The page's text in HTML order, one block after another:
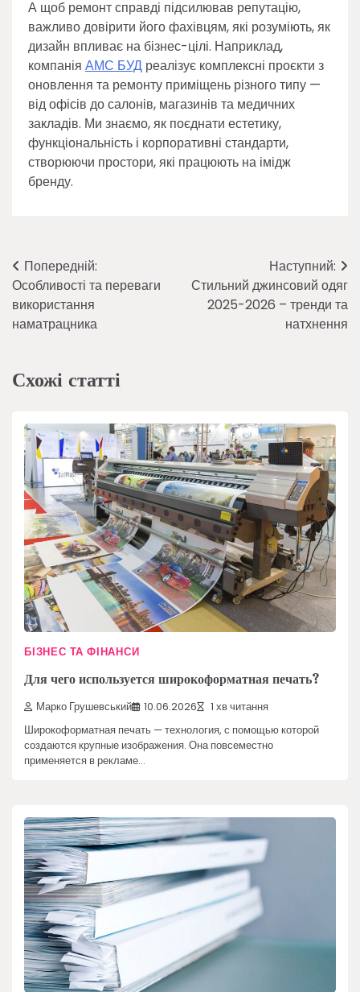
А щоб ремонт справді підсилював репутацію,
важливо довірити його фахівцям, які розуміють, як
дизайн впливає на бізнес-цілі. Наприклад,
компанія АМС БУД реалізує комплексні проєкти з
оновлення та ремонту приміщень різного типу —
від офісів до салонів, магазинів та медичних
закладів. Ми знаємо, як поєднати естетику,
функціональність і корпоративні стандарти,
створюючи простори, які працюють на імідж
бренду.
Навігація
записів
Попередній:
Особливості та переваги
використання
наматрацника
Наступний:
Стильний джинсовий одяг
2025-2026 – тренди та
натхнення
Схожі статті
БІЗНЕС ТА ФІНАНСИ
Для чего используется широкоформатная печать?
Марко Грушевський 10.06.2026 1 хв читання
Широкоформатная печать — технология, с помощью которой
создаются крупные изображения. Она повсеместно
применяется в рекламе…